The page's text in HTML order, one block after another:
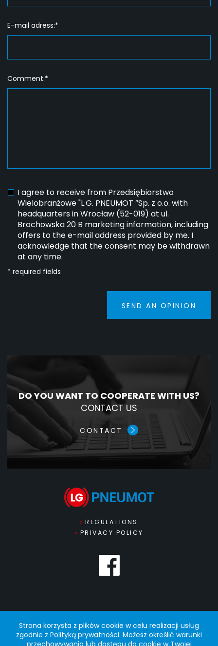
Strona korzysta z plików cookie w celu realizacji usług
zgodnie z Polityką prywatności. Możesz określić warunki
przechowywania lub dostępu do cookie w Twojej
E-mail adress:*
Comment:*
I agree to receive from Przedsiębiorstwo
Wielobranżowe "L.G. PNEUMOT ”Sp. z o.o. with
headquarters in Wrocław (52-019) at ul.
Brochowska 20 B marketing information, including
offers to the e-mail address provided by me. I
acknowledge that the consent may be withdrawn
at any time.
* required fields
SEND AN OPINION
DO YOU WANT TO COOPERATE WITH US?
CONTACT US
CONTACT
REGULATIONS
PRIVACY POLICY
© 2022 PNEUMOT
PROJEKT GRAFICZNY I WYKONANIE:AGENCJA INTERAKTYWNA BULL